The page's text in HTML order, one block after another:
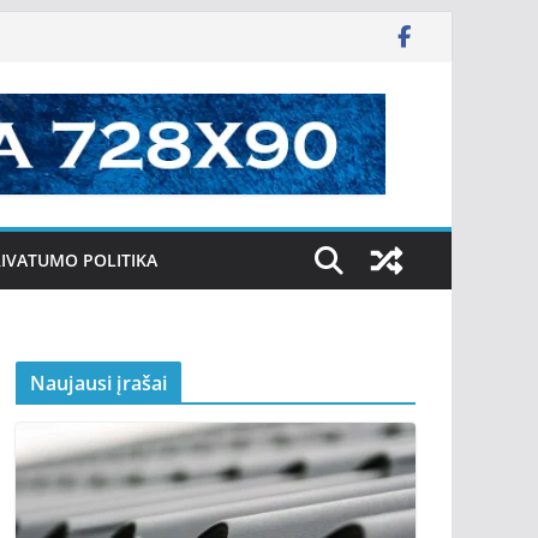
POLITIKA
Naujausi įrašai